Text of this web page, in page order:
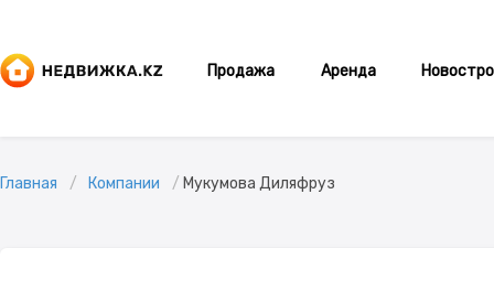
Продажа Аренда
Главная Компании Мукумова Диляфруз